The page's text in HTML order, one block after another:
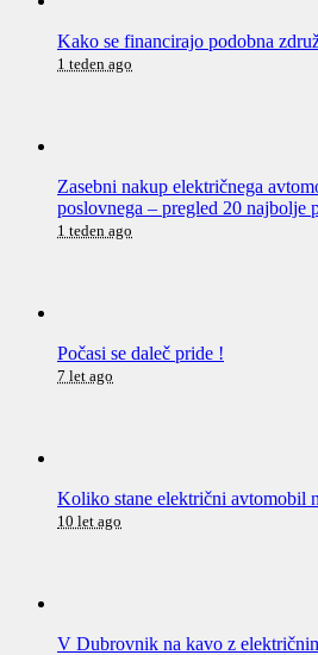
Kako se financirajo podobna
1 teden ago
Zasebni nakup električnega
poslovnega – pregled 20
1 teden ago
Počasi se daleč pride !
7 let ago
Koliko stane električni avtomobil
10 let ago
V Dubrovnik na kavo z